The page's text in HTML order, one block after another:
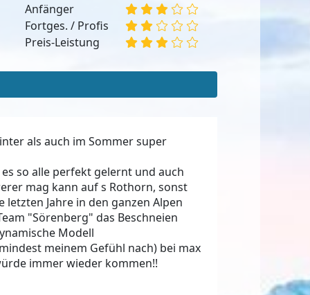
Anfänger
Fortges. / Profis
Preis-Leistung
als auch im Sommer super
so alle perfekt gelernt und auch
mag kann auf s Rothorn, sonst
Jahre in den ganzen Alpen
"Sörenberg" das Beschneien
Modell
meinem Gefühl nach) bei max
immer wieder kommen!!